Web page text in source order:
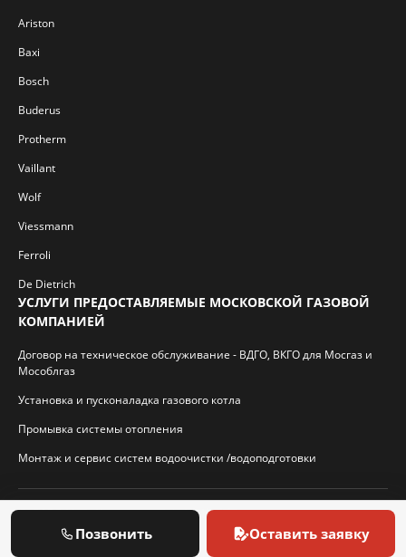
Ariston
Baxi
Bosch
Buderus
Protherm
Vaillant
Wolf
Viessmann
Ferroli
De Dietrich
УСЛУГИ ПРЕДОСТАВЛЯЕМЫЕ МОСКОВСКОЙ ГАЗОВОЙ
КОМПАНИЕЙ
Договор на техническое обслуживание - ВДГО, ВКГО для Мосгаз и
Мособлгаз
Установка и пусконаладка газового котла
Промывка системы отопления
Монтаж и сервис систем водоочистки /водоподготовки
© 2026 И.П. Кротиков С.А. Virtbridge.ru
Позвонить Оставить заявку